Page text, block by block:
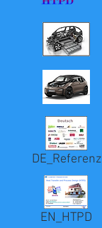
DE_Referenz
EN_HTPD